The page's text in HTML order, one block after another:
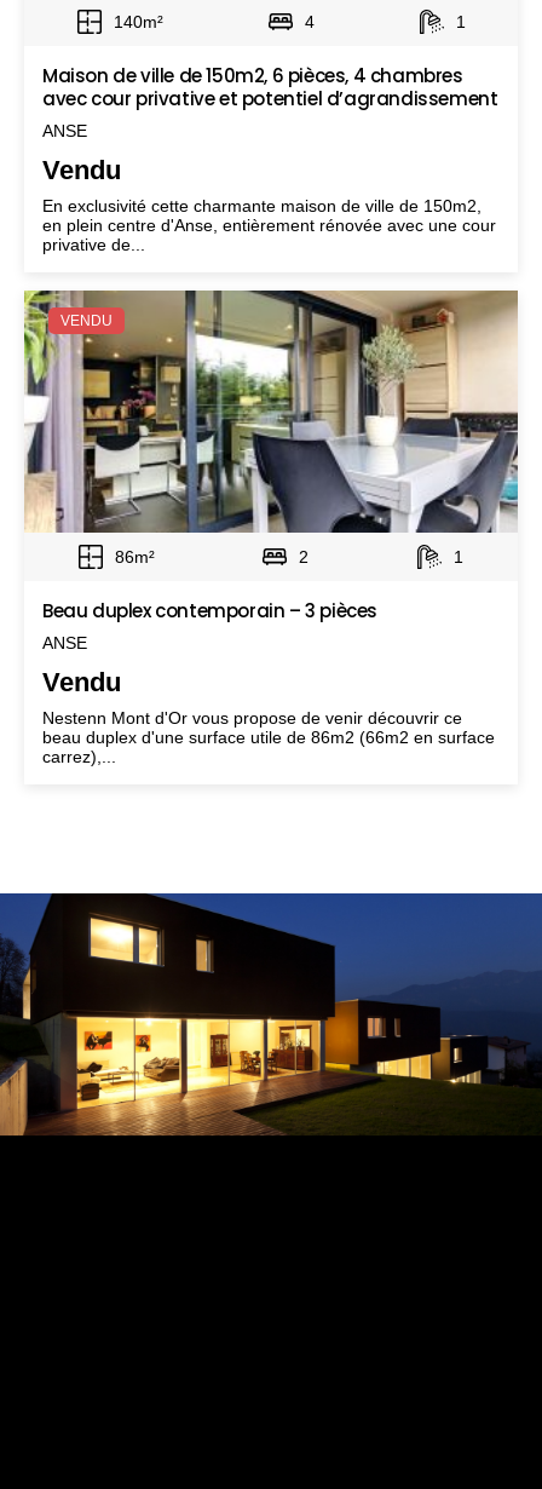
140m² 4 1
Maison de ville de 150m2, 6 pièces, 4 chambres
avec cour privative et potentiel d’agrandissement
ANSE
Vendu
En exclusivité cette charmante maison de ville de 150m2,
en plein centre d'Anse, entièrement rénovée avec une cour
privative de...
VENDU
86m² 2 1
Beau duplex contemporain – 3 pièces
ANSE
Vendu
Nestenn Mont d'Or vous propose de venir découvrir ce
beau duplex d'une surface utile de 86m2 (66m2 en surface
carrez),...